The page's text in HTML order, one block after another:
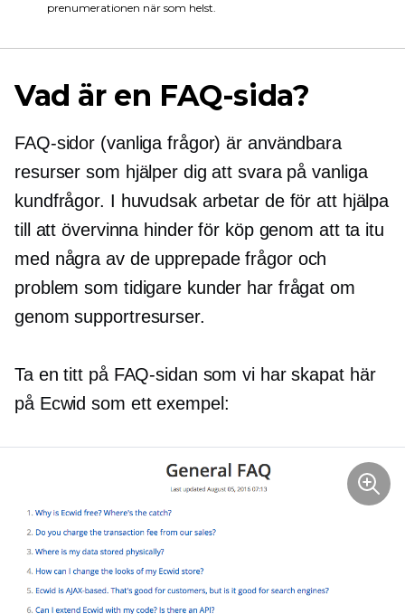
prenumerationen när som helst.
Vad är en FAQ-sida?
FAQ-sidor (vanliga frågor) är användbara
resurser som hjälper dig att svara på vanliga
kundfrågor. I huvudsak arbetar de för att hjälpa
till att övervinna hinder för köp genom att ta itu
med några av de upprepade frågor och
problem som tidigare kunder har frågat om
genom supportresurser.
Ta en titt på FAQ-sidan som vi har skapat här
på Ecwid som ett exempel: